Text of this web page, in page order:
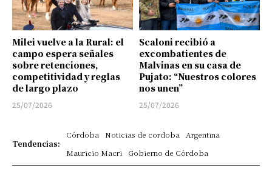
Milei vuelve a la Rural: el
campo espera señales
sobre retenciones,
competitividad y reglas
de largo plazo
25/07/2026
Scaloni recibió a
excombatientes de
Malvinas en su casa de
Pujato: “Nuestros colores
nos unen”
25/07/2026
Tendencias:
Córdoba Noticias de cordoba
Argentina
Mauricio Macri
Gobierno de Córdoba